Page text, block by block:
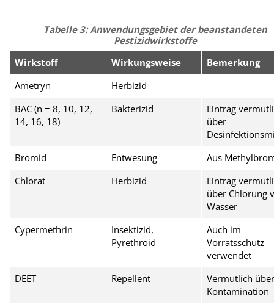
Tabelle 3: Anwendungsgebiet der beanstandeten
Pestizidwirkstoffe
Wirkstoff
Wirkungsweise
Bemerkung
Ametryn
Herbizid
BAC (n = 8, 10, 12,
14, 16, 18)
Bakterizid
Eintrag
über
Bromid
Entwesung
Aus
Chlorat
Herbizid
Eintrag
über Chlorung
Wasser
Cypermethrin
Insektizid,
Pyrethroid
Auch im
Vorratsschutz
verwendet
DEET
Repellent
Vermutlich über
Kontamination